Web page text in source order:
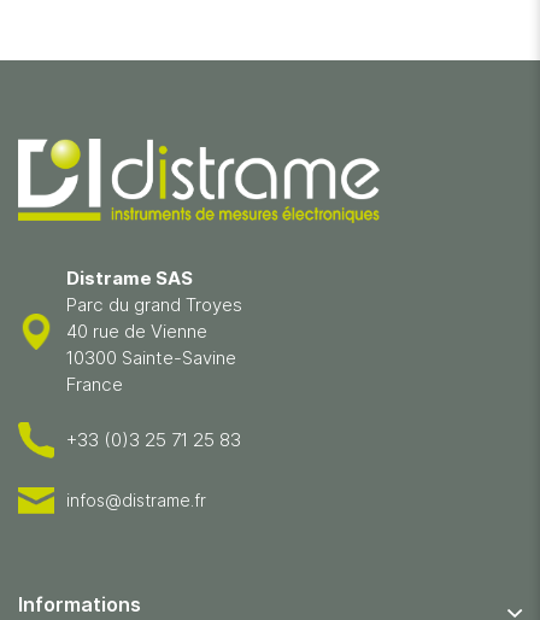
Distrame SAS
Parc du grand Troyes
40 rue de Vienne
10300 Sainte-Savine
France
+33 (0)3 25 71 25 83
infos@distrame.fr
Informations